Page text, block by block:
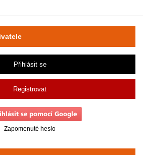
Přihlásit se
Registrovat
Zapomenuté heslo